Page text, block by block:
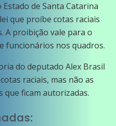
de Santa Catarina
que proíbe cotas raciais
A proibição vale para o
funcionários nos quadros.
do deputado Alex Brasil
raciais, mas não as
que ficam autorizadas.